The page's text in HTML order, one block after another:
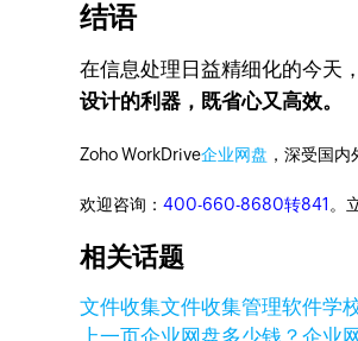
结语
在信息处理日益精细化的今天
设计的利器，既省心又高效。
Zoho WorkDrive企业网盘 ，深受国
欢迎咨询：400-660-8680转841 。
相关话题
文件收集文件收集管理软件学
上一页企业网盘多少钱？企业